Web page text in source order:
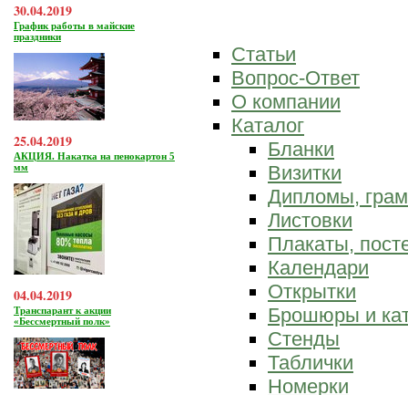
30.04.2019
График работы в майские
праздники
25.04.2019
АКЦИЯ. Накатка на пенокартон 5
мм
04.04.2019
Транспарант к акции
«Бессмертный полк»
Статьи
Вопрос-Ответ
О компании
Каталог
Бланки
Визитки
Дипломы,
Листовки
Плакаты,
Календари
Открытки
Брошюры и
Стенды
Таблички
Номерки